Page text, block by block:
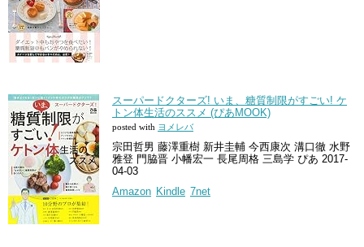
スーパードクターズ! いま、糖質制限がすごい! ケ
トン体生活のススメ (ぴあMOOK)
posted with ヨメレバ
宗田哲男 藤澤重樹 新井圭輔 今西康次 溝口徹 水野
雅登 門脇晋 小幡宏一 長尾周格 三島学 ぴあ 2017-
04-03
Amazon Kindle 7net